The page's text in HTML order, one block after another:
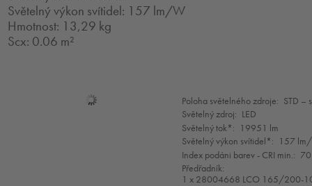
Světelný výkon svítidel: 157 lm/W
Hmotnost: 13,29 kg
Scx: 0.06 m²
Mode
selection
Poloha světelného zdroje: STD –
Světelný zdroj: LED
Světelný tok*: 19951 lm
Světelný výkon svítidel*: 157
Index podáni barev - CRI min.: 70
Předřadník:
1 x 28004668 LCO 165/200-